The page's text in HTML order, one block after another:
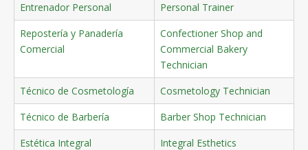
Entrenador Personal
Personal Trainer
Repostería y Panadería
Comercial
Confectioner Shop and
Commercial Bakery
Technician
Técnico de Cosmetología
Cosmetology Technician
Técnico de Barbería
Barber Shop Technician
Estética Integral
Integral Esthetics